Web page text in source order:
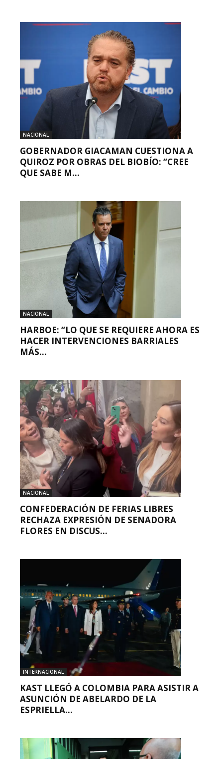
NACIONAL
GOBERNADOR GIACAMAN CUESTIONA A
QUIROZ POR OBRAS DEL BIOBÍO: “CREE
QUE SABE M...
NACIONAL
HARBOE: “LO QUE SE REQUIERE AHORA ES
HACER INTERVENCIONES BARRIALES
MÁS...
NACIONAL
CONFEDERACIÓN DE FERIAS LIBRES
RECHAZA EXPRESIÓN DE SENADORA
FLORES EN DISCUS...
INTERNACIONAL
KAST LLEGÓ A COLOMBIA PARA ASISTIR A
ASUNCIÓN DE ABELARDO DE LA
ESPRIELLA...